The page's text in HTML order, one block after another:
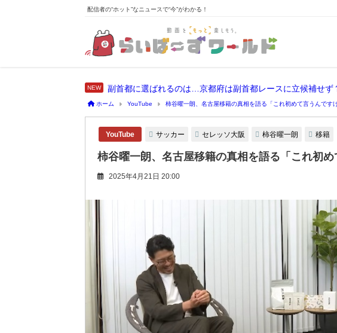
配信者の“ホット”なニュースで“今”がわかる！
副首都に選ばれるのは…京都府は副首都レースに立候補せず
ホーム YouTube 柿谷曜一朗、名古屋移籍の真相を語る「これ初めて言うんですけ
YouTube サッカー セレッソ大阪 柿谷曜一朗 移籍
柿谷曜一朗、名古屋移籍の真相を語る「これ初め
2025年4月21日 20:00